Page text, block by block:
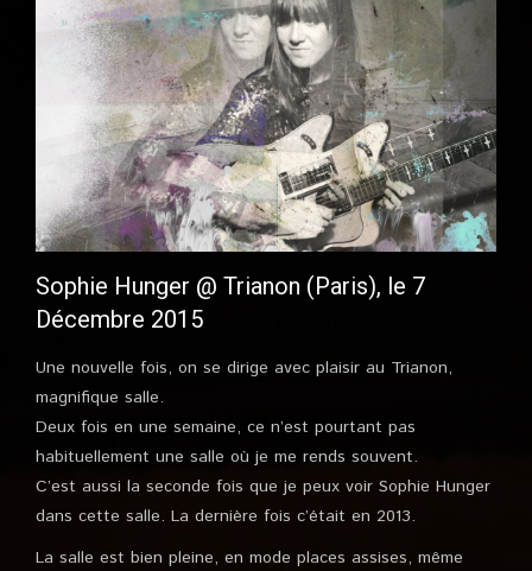
Sophie Hunger @ Trianon (Paris), le 7
Décembre 2015
Une nouvelle fois, on se dirige avec plaisir au Trianon,
magnifique salle.
Deux fois en une semaine, ce n’est pourtant pas
habituellement une salle où je me rends souvent.
C’est aussi la seconde fois que je peux voir Sophie Hunger
dans cette salle. La dernière fois c’était en 2013.
La salle est bien pleine, en mode places assises, même